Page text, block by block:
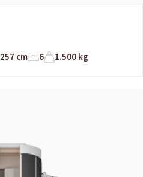
257 cm 6 1.500 kg